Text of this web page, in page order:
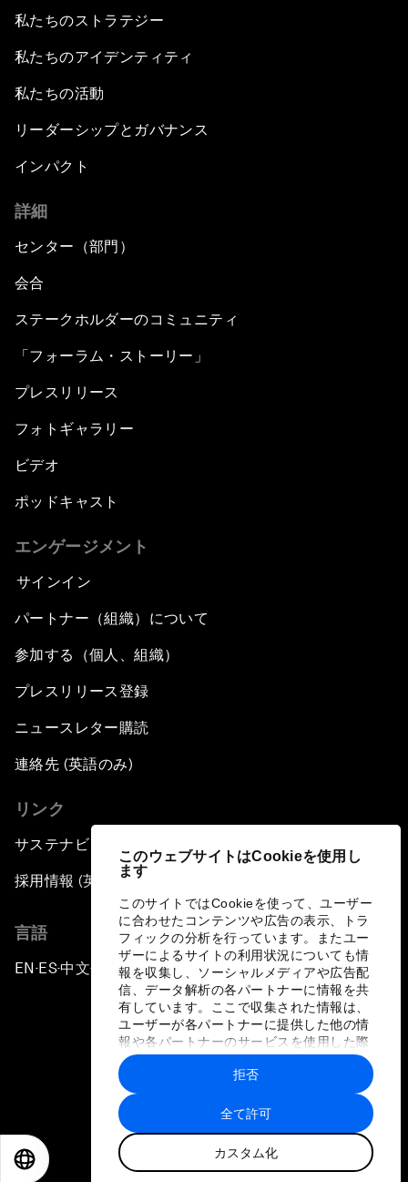
このウェブサイトはCookieを使用し
ます
このサイトではCookieを使って、ユーザー
に合わせたコンテンツや広告の表示、トラ
フィックの分析を行っています。またユー
ザーによるサイトの利用状況についても情
報を収集し、ソーシャルメディアや広告配
信、データ解析の各パートナーに情報を共
有しています。ここで収集された情報は、
ユーザーが各パートナーに提供した他の情
報や各パートナーのサービスを使用した際
に収集された情報と組み合わされ、各パー
トナーによって使用されることがありま
す。
全て許可
カスタム化
拒否
Famine Crisis
Green, Growth or Both?
Africa Economic Outlook
Forest Whitaker on Saving Lives in South Sudan
Building Trust through Sustainable Institutions
Empowering Africa’s Digital Disruptors
Africa's Unicorn Effect
Innovation
Achieving Inclusive Growth
Closing Performance
私たちのストラテジー
私たちのアイデンティティ
私たちの活動
リーダーシップとガバナンス
インパクト
詳細
センター（部門）
会合
ステークホルダーのコミュニティ
「フォーラム・ストーリー」
プレスリリース
フォトギャラリー
ビデオ
ポッドキャスト
エンゲージメント
サインイン
パートナー（組織）について
参加する（個人、組織）
プレスリリース登録
ニュースレター購読
連絡先 (英語のみ)
リンク
サステナビリティへの取り組み
採用情報 (英語のみ)
言語
EN ▪ES▪中文▪ 日本語
プライバシーポリシーと利用規約
サイトマップ
©
世界経済フォーラム